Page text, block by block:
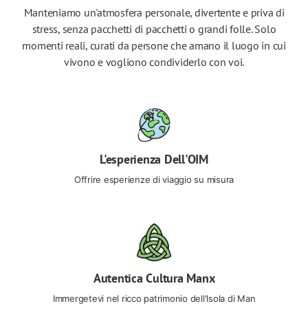
Manteniamo un'atmosfera personale, divertente e priva di
stress, senza pacchetti di pacchetti o grandi folle. Solo
momenti reali, curati da persone che amano il luogo in cui
vivono e vogliono condividerlo con voi.
L'esperienza Dell'OIM
Offrire esperienze di viaggio su misura
Autentica Cultura Manx
Immergetevi nel ricco patrimonio dell'Isola di Man